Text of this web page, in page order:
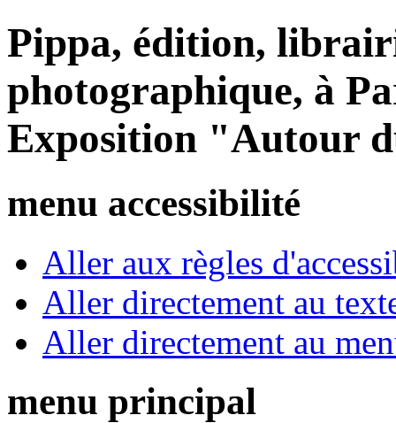
Pippa, édition,
photographique, à
Exposition "Autour
menu accessibilité
Aller aux règles
Aller directement au
Aller directement au
menu principal